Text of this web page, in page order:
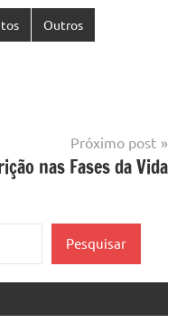
Outros
Próximo post
nas Fases da Vida
Pesquisar